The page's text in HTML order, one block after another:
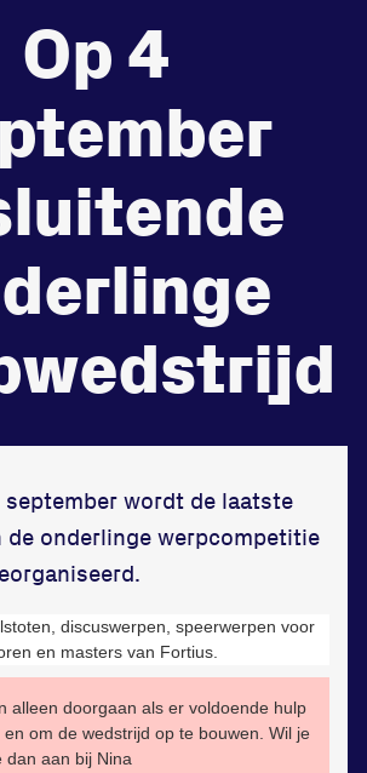
de
op afstanden
personal record
gym
Op 4
september wordt de laatste
onderlinge werpcompetitie
discuswerpen, speerwerpen voor
en masters van Fortius.
alleen doorgaan als er voldoende hulp
om de wedstrijd op te bouwen. Wil je
dan aan bij Nina